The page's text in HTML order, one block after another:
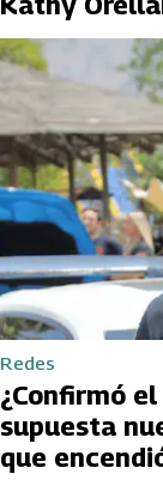
Redes
¿Confirmó
supuesta
que